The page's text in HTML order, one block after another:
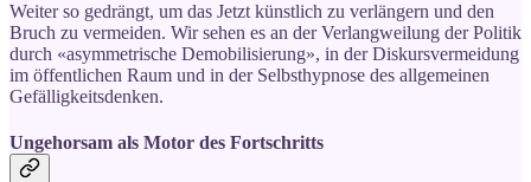
Weiter so gedrängt, um das Jetzt künstlich zu verlängern und den
Bruch zu vermeiden. Wir sehen es an der Verlangweilung der Politik
durch «asymmetrische Demobilisierung», in der Diskursvermeidung
im öffentlichen Raum und in der Selbsthypnose des allgemeinen
Gefälligkeitsdenken.
Ungehorsam als Motor des Fortschritts